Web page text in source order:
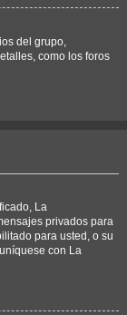
del grupo,
como los foros
La
privados para
para usted, o su
con La